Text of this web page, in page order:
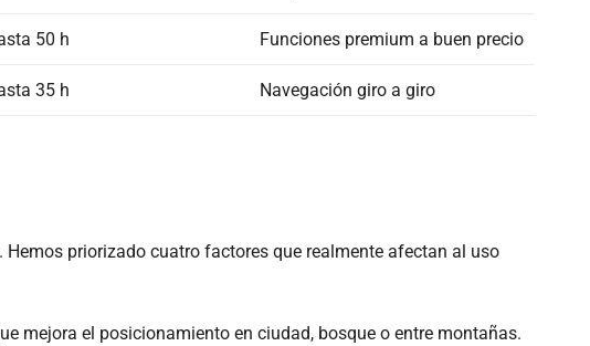
50 h Funciones premium a buen precio
35 h Navegación giro a giro
priorizado cuatro factores que realmente afectan al uso
mejora el posicionamiento en ciudad, bosque o entre montañas.